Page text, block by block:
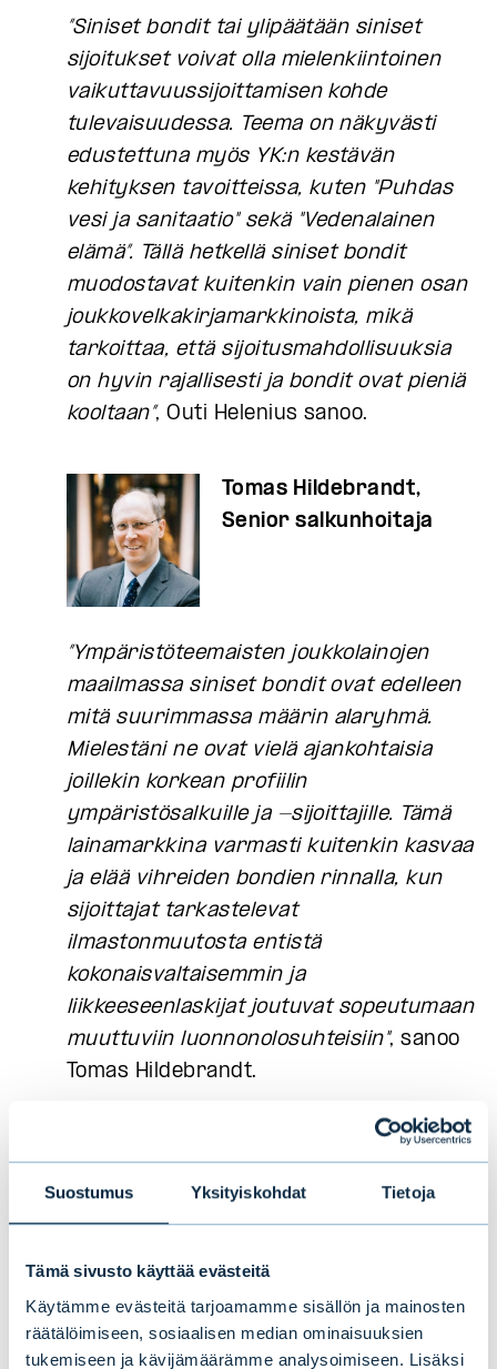
Suostumus Yksityiskohdat Tietoja
Tämä sivusto käyttää evästeitä
Käytämme evästeitä tarjoamamme sisällön ja mainosten
räätälöimiseen, sosiaalisen median ominaisuuksien
tukemiseen ja kävijämäärämme analysoimiseen. Lisäksi
”Siniset bondit tai ylipäätään siniset
sijoitukset voivat olla mielenkiintoinen
vaikuttavuussijoittamisen kohde
tulevaisuudessa. Teema on näkyvästi
edustettuna myös YK:n kestävän
kehityksen tavoitteissa, kuten "Puhdas
vesi ja sanitaatio" sekä "Vedenalainen
elämä”. Tällä hetkellä siniset bondit
muodostavat kuitenkin vain pienen osan
joukkovelkakirjamarkkinoista, mikä
tarkoittaa, että sijoitusmahdollisuuksia
on hyvin rajallisesti ja bondit ovat pieniä
kooltaan”, Outi Helenius sanoo.
Tomas Hildebrandt,
Senior salkunhoitaja
”Ympäristöteemaisten joukkolainojen
maailmassa siniset bondit ovat edelleen
mitä suurimmassa määrin alaryhmä.
Mielestäni ne ovat vielä ajankohtaisia
joillekin korkean profiilin
ympäristösalkuille ja -sijoittajille. Tämä
lainamarkkina varmasti kuitenkin kasvaa
ja elää vihreiden bondien rinnalla, kun
sijoittajat tarkastelevat
ilmastonmuutosta entistä
kokonaisvaltaisemmin ja
liikkeeseenlaskijat joutuvat sopeutumaan
muuttuviin luonnonolosuhteisiin", sanoo
Tomas Hildebrandt.
”Vaikein kysymys vihreiden ja sinisten
bondien suhteen on, pitäisikö sijoittajan
maksaa niistä korkeampaa hintaa vai
sinisten standardien suuntaan, jotka
tulevaisuudessa ovat itsestään selvä
elementti kaikissa